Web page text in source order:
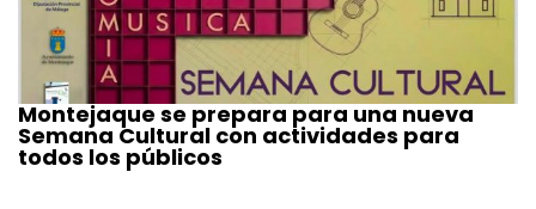
Montejaque se prepara para una nueva
Semana Cultural con actividades para
todos los públicos